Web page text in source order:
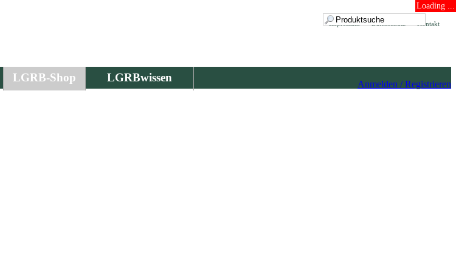
Loading ...
Kontakt
Datenschutz
Impressum
LGRB-Shop LGRBwissen
Anmelden / Registrieren